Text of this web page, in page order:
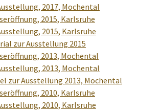
2017, Mochental
2015, Karlsruhe
2015, Karlsruhe
zur Ausstellung 2015
2013, Mochental
2013, Mochental
zur Ausstellung 2013, Mochental
2010, Karlsruhe
2010, Karlsruhe